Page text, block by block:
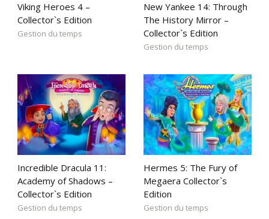
Viking Heroes 4 –
Collector`s Edition
Gestion du temps
New Yankee 14: Through
The History Mirror –
Collector`s Edition
Gestion du temps
Incredible Dracula 11:
Academy of Shadows –
Collector`s Edition
Gestion du temps
Hermes 5: The Fury of
Megaera Collector`s
Edition
Gestion du temps